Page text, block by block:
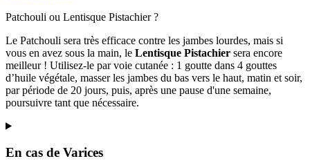
Patchouli ou Lentisque Pistachier ?
Le Patchouli sera très efficace contre les jambes lourdes, mais si
vous en avez sous la main, le Lentisque Pistachier sera encore
meilleur ! Utilisez-le par voie cutanée : 1 goutte dans 4 gouttes
d’huile végétale, masser les jambes du bas vers le haut, matin et soir,
par période de 20 jours, puis, après une pause d'une semaine,
poursuivre tant que nécessaire.
En cas de Varices